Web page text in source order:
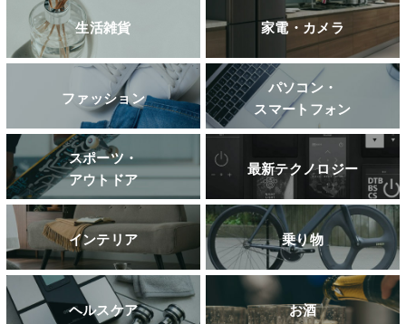
生活雑貨 家電・カメラ
ファッション
パソコン・
スマートフォン
スポーツ・
アウトドア
最新テクノロジー
インテリア 乗り物
ヘルスケア お酒